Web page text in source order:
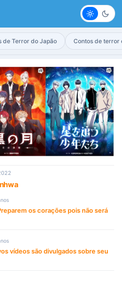
Claro
de Terror do Japão Contos de terror
os corações pois não será
vídeos são divulgados sobre seu